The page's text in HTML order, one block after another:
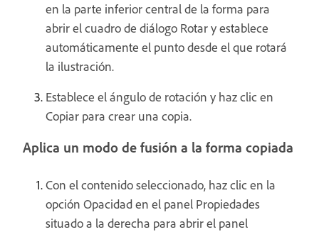
en la parte inferior central de la forma para
abrir el cuadro de diálogo Rotar y establece
automáticamente el punto desde el que rotará
la ilustración.
Establece el ángulo de rotación y haz clic en
Copiar para crear una copia.
Aplica un modo de fusión a la forma copiada
Con el contenido seleccionado, haz clic en la
opción Opacidad en el panel Propiedades
situado a la derecha para abrir el panel